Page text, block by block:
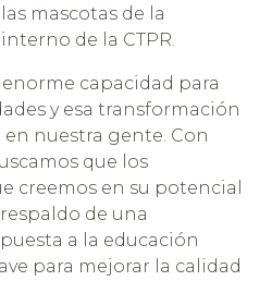
mascotas de la
de la CTPR.
capacidad para
y esa transformación
nuestra gente. Con
que los
creemos en su potencial
de una
a la educación
para mejorar la calidad